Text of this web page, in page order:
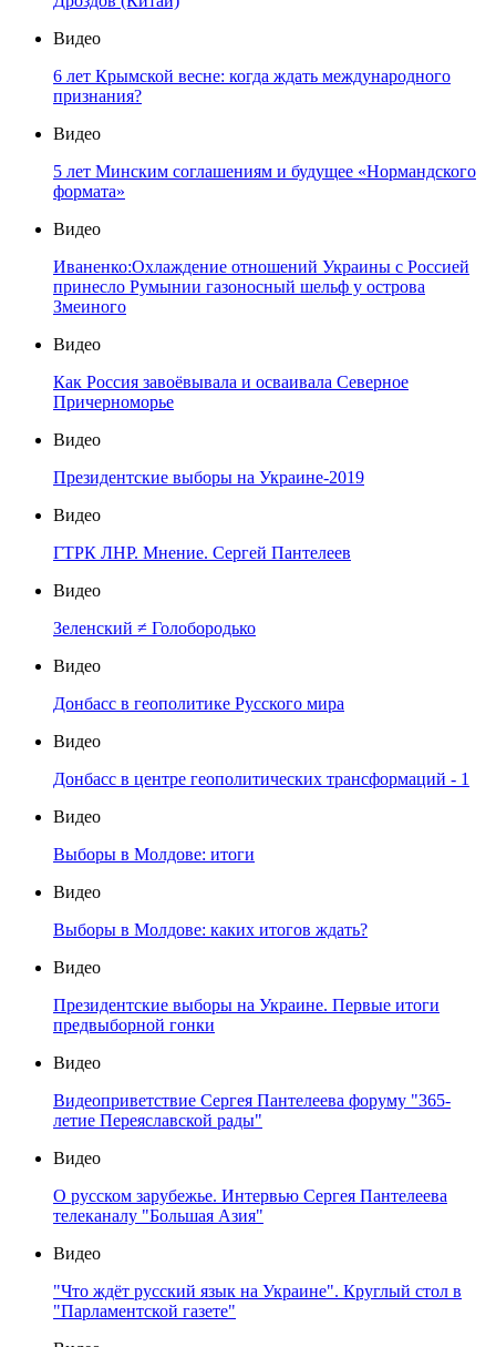
Видео
6 лет Крымской весне: когда ждать международного
признания?
Видео
5 лет Минским соглашениям и будущее «Нормандского
формата»
Видео
Иваненко:Охлаждение отношений Украины с Россией
принесло Румынии газоносный шельф у острова
Змеиного
Видео
Как Россия завоёвывала и осваивала Северное
Причерноморье
Видео
Президентские выборы на Украине-2019
Видео
ГТРК ЛНР. Мнение. Сергей Пантелеев
Видео
Зеленский ≠ Голобородько
Видео
Донбасс в геополитике Русского мира
Видео
Донбасс в центре геополитических трансформаций - 1
Видео
Выборы в Молдове: итоги
Видео
Выборы в Молдове: каких итогов ждать?
Видео
Президентские выборы на Украине. Первые итоги
предвыборной гонки
Видео
Видеоприветствие Сергея Пантелеева форуму "365-
летие Переяславской рады"
Видео
О русском зарубежье. Интервью Сергея Пантелеева
телеканалу "Большая Азия"
Видео
"Что ждёт русский язык на Украине". Круглый стол в
"Парламентской газете"